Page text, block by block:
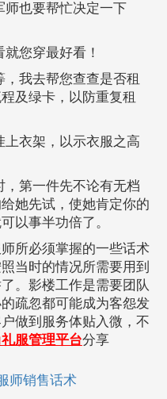
师也要帮忙决定一下
您穿最好看！
我去帮您查查是否租
及绿卡，以防重复租
衣架，以示衣服之高
，第一件先不论有无档
她先试，使她肯定你的
以事半功倍了。
所必须掌握的一些话术
当时的情况所需要用到
。影楼工作是需要团队
疏忽都可能成为客怨发
做到服务体贴入微，不
服管理平台分享
师销售话术